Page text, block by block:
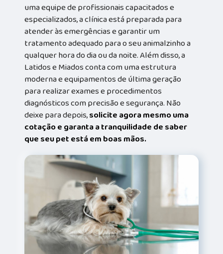
uma equipe de profissionais capacitados e
especializados, a clínica está preparada para
atender às emergências e garantir um
tratamento adequado para o seu animalzinho a
qualquer hora do dia ou da noite. Além disso, a
Latidos e Miados conta com uma estrutura
moderna e equipamentos de última geração
para realizar exames e procedimentos
diagnósticos com precisão e segurança. Não
deixe para depois,solicite agora mesmo uma
cotação e garanta a tranquilidade de saber
que seu pet está em boas mãos.